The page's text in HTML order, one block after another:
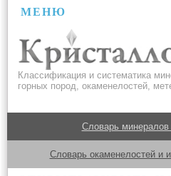
МЕНЮ
Классификация и систематика
горных пород, окаменелостей,
Словарь минералов
Словарь окаменелостей и